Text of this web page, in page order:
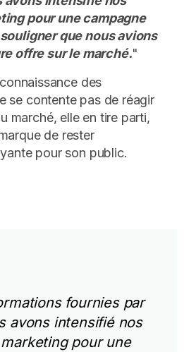
pour une campagne
que nous avions
offre sur le marché."
des
se contente pas de réagir
marché, elle en tire parti,
de rester
pour son public.
fournies par
avons intensifié nos
pour une